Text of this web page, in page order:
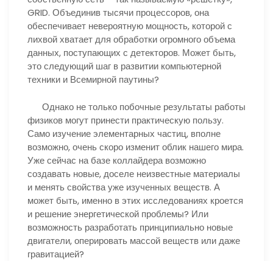
GRID. Объединив тысячи процессоров, она
обеспечивает невероятную мощность, которой с
лихвой хватает для обработки огромного объема
данных, поступающих с детекторов. Может быть,
это следующий шаг в развитии компьютерной
техники и Всемирной паутины?
Однако не только побочные результаты работы
физиков могут принести практическую пользу.
Само изучение элементарных частиц, вполне
возможно, очень скоро изменит облик нашего мира.
Уже сейчас на базе коллайдера возможно
создавать новые, доселе неизвестные материалы
и менять свойства уже изученных веществ. А
может быть, именно в этих исследованиях кроется
и решение энергетической проблемы? Или
возможность разработать принципиально новые
двигатели, оперировать массой веществ или даже
гравитацией?